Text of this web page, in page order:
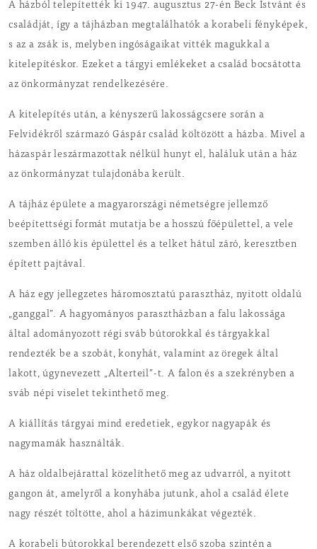
A házból telepítették ki 1947. augusztus 27-én Beck Istvánt és
családját, így a tájházban megtalálhatók a korabeli fényképek,
s az a zsák is, melyben ingóságaikat vitték magukkal a
kitelepítéskor. Ezeket a tárgyi emlékeket a család bocsátotta
az önkormányzat rendelkezésére.
A kitelepítés után, a kényszerű lakosságcsere során a
Felvidékről származó Gáspár család költözött a házba. Mivel a
házaspár leszármazottak nélkül hunyt el, haláluk után a ház
az önkormányzat tulajdonába került.
A tájház épülete a magyarországi németségre jellemző
beépítettségi formát mutatja be a hosszú főépülettel, a vele
szemben álló kis épülettel és a telket hátul záró, keresztben
épített pajtával.
A ház egy jellegzetes háromosztatú parasztház, nyitott oldalú
„ganggal”. A hagyományos parasztházban a falu lakossága
által adományozott régi sváb bútorokkal és tárgyakkal
rendezték be a szobát, konyhát, valamint az öregek által
lakott, úgynevezett „Alterteil”-t. A falon és a szekrényben a
sváb népi viselet tekinthető meg.
A kiállítás tárgyai mind eredetiek, egykor nagyapák és
nagymamák használták.
A ház oldalbejárattal közelíthető meg az udvarról, a nyitott
gangon át, amelyről a konyhába jutunk, ahol a család élete
nagy részét töltötte, ahol a házimunkákat végezték.
A korabeli bútorokkal berendezett első szoba szintén a